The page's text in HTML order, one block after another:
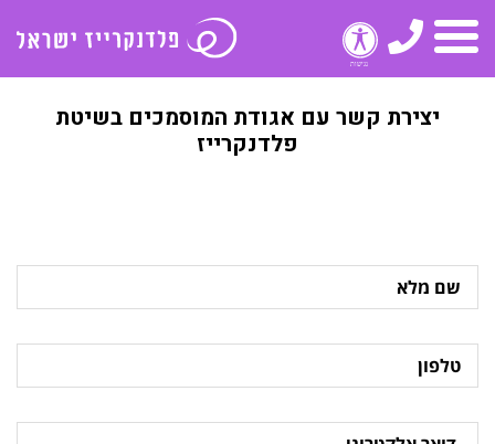
תפריט
טלפון
יצירת קשר עם אגודת המוסמכים בשיטת
פלדנקרייז
מלא
טלפון